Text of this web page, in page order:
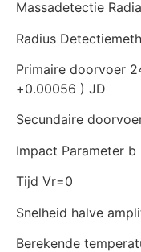
Massadetectie
Radius
Primaire doorvoer
+0.00056 ) JD
Secundaire
Impact Parameter
Tijd Vr=0
Snelheid halve
Berekende